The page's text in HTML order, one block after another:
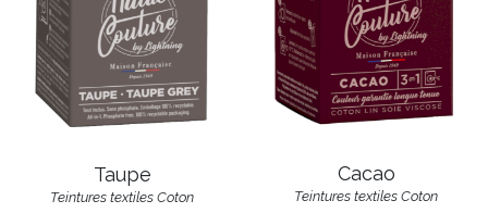
Taupe
Teintures textiles Coton
Cacao
Teintures textiles Coton